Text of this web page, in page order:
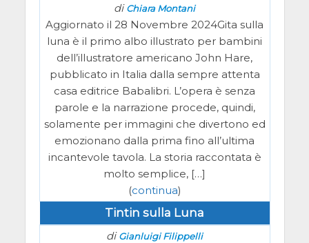
diChiara Montani
Aggiornato il 28 Novembre 2024Gita sulla
luna è il primo albo illustrato per bambini
dell’illustratore americano John Hare,
pubblicato in Italia dalla sempre attenta
casa editrice Babalibri. L’opera è senza
parole e la narrazione procede, quindi,
solamente per immagini che divertono ed
emozionano dalla prima fino all’ultima
incantevole tavola. La storia raccontata è
molto semplice, […]
(continua)
Tintin sulla Luna
diGianluigi Filippelli